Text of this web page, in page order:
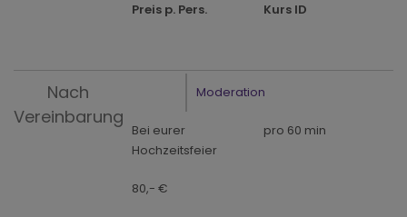
Preis p. Pers. Kurs ID
Nach
Vereinbarung
Moderation
Bei eurer
Hochzeitsfeier
pro 60 min
80,- €